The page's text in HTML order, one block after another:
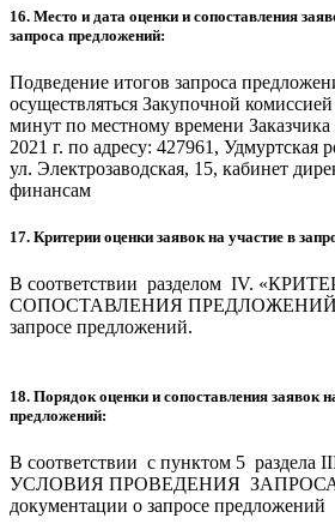
16. Место и дата оценки и сопоставления
запроса предложений:
Подведение итогов запроса
осуществляться Закупочной
минут по местному времени
2021 г. по адресу: 427961, Удмуртская
ул. Электрозаводская, 15, кабинет
финансам
17. Критерии оценки заявок на участие в
В соответствии разделом IV.
СОПОСТАВЛЕНИЯ ПРЕДЛОЖЕНИЙ»
запросе предложений.
18. Порядок оценки и сопоставления заявок
предложений:
В соответствии с пунктом 5
УСЛОВИЯ ПРОВЕДЕНИЯ
документации о запросе предложений